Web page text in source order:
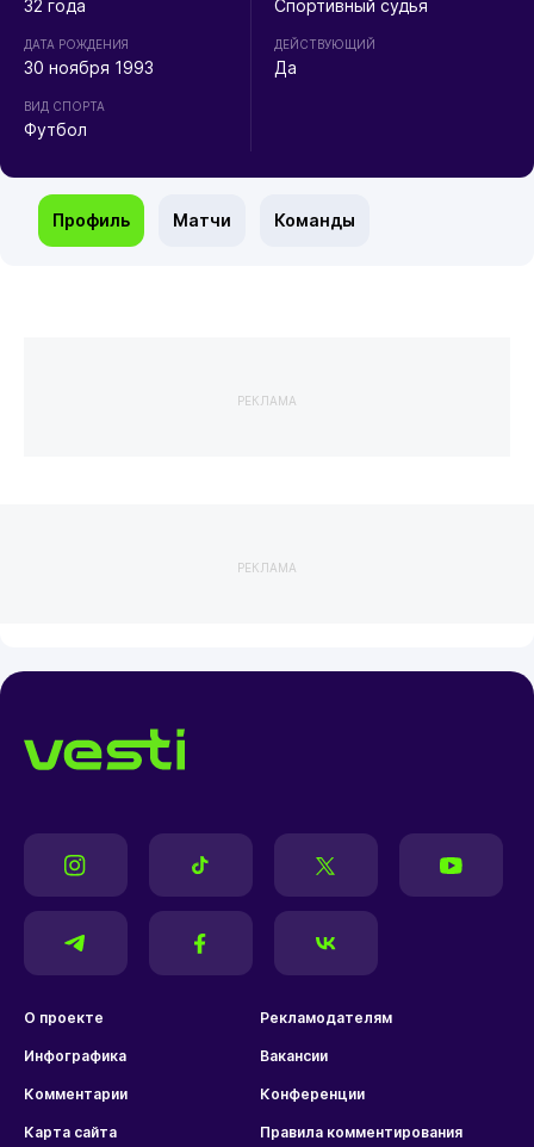
32 года
ДАТА РОЖДЕНИЯ
30 ноября 1993
ВИД СПОРТА
Футбол
Спортивный судья
ДЕЙСТВУЮЩИЙ
Да
Профиль Матчи Команды
РЕКЛАМА
РЕКЛАМА
О проекте Рекламодателям
Инфографика Вакансии
Комментарии Конференции
Карта сайта Правила комментирования